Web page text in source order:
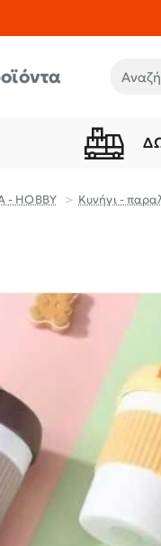
- HOBBY Κυνήγι -